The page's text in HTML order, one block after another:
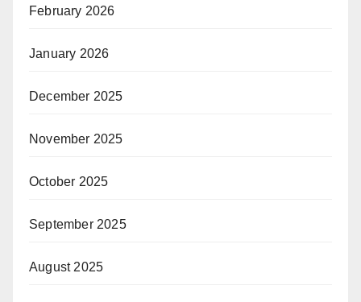
February 2026
January 2026
December 2025
November 2025
October 2025
September 2025
August 2025